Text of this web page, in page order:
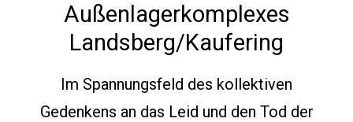
Außenlagerkomplexes
Landsberg/Kaufering
Im Spannungsfeld des kollektiven
Gedenkens an das Leid und den Tod der